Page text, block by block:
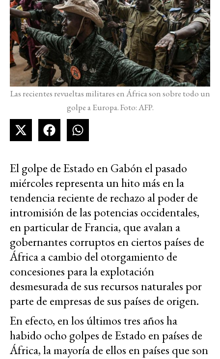
Las recientes revueltas militares en África son sobre todo un
golpe a Europa. Foto: AFP.
El golpe de Estado en Gabón el pasado
miércoles representa un hito más en la
tendencia reciente de rechazo al poder de
intromisión de las potencias occidentales,
en particular de Francia, que avalan a
gobernantes corruptos en ciertos países de
África a cambio del otorgamiento de
concesiones para la explotación
desmesurada de sus recursos naturales por
parte de empresas de sus países de origen.
En efecto, en los últimos tres años ha
habido ocho golpes de Estado en países de
África, la mayoría de ellos en países que son